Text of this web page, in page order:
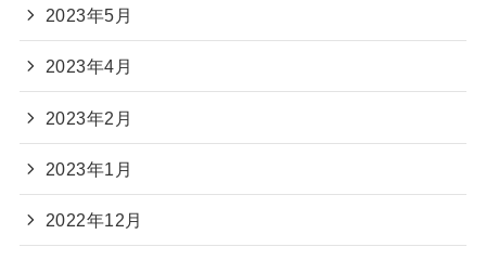
2023年5月
2023年4月
2023年2月
2023年1月
2022年12月